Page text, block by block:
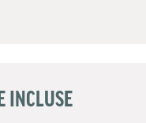
INCLUSE